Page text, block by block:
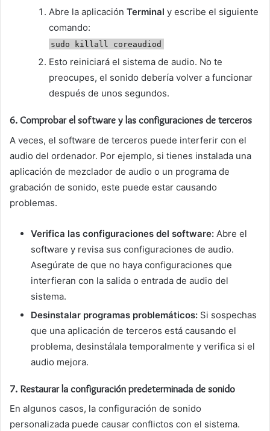
Abre la aplicación Terminal y escribe el siguiente
comando:
sudo killall coreaudiod
Esto reiniciará el sistema de audio. No te
preocupes, el sonido debería volver a funcionar
después de unos segundos.
6. Comprobar el software y las configuraciones de terceros
A veces, el software de terceros puede interferir con el
audio del ordenador. Por ejemplo, si tienes instalada una
aplicación de mezclador de audio o un programa de
grabación de sonido, este puede estar causando
problemas.
Verifica las configuraciones del software: Abre el
software y revisa sus configuraciones de audio.
Asegúrate de que no haya configuraciones que
interfieran con la salida o entrada de audio del
sistema.
Desinstalar programas problemáticos: Si sospechas
que una aplicación de terceros está causando el
problema, desinstálala temporalmente y verifica si el
audio mejora.
7. Restaurar la configuración predeterminada de sonido
En algunos casos, la configuración de sonido
personalizada puede causar conflictos con el sistema.